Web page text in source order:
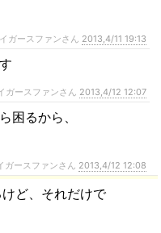
ガースファンさん 2013,4/11 19:13
ガースファンさん 2013,4/12 12:07
困るから、
ースファンさん 2013,4/12 12:08
ど、それだけで